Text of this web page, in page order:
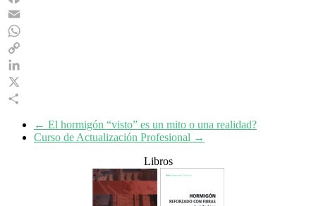
Facebook
Email
WhatsApp
Copy
Link
LinkedIn
X
← El hormigón “visto” es un mito o una realidad?
Curso de Actualización Profesional →
Libros